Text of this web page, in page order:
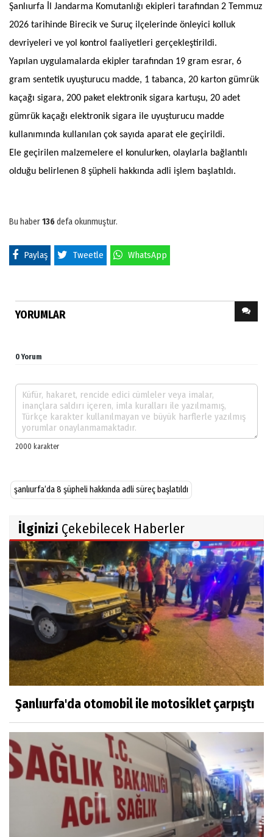
Şanlıurfa İl Jandarma Komutanlığı ekipleri tarafından 2 Temmuz
2026 tarihinde Birecik ve Suruç ilçelerinde önleyici kolluk
devriyeleri ve yol kontrol faaliyetleri gerçekleştirildi.
Yapılan uygulamalarda ekipler tarafından 19 gram esrar, 6
gram sentetik uyuşturucu madde, 1 tabanca, 20 karton gümrük
kaçağı sigara, 200 paket elektronik sigara kartuşu, 20 adet
gümrük kaçağı elektronik sigara ile uyuşturucu madde
kullanımında kullanılan çok sayıda aparat ele geçirildi.
Ele geçirilen malzemelere el konulurken, olaylarla bağlantılı
olduğu belirlenen 8 şüpheli hakkında adli işlem başlatıldı.
Bu haber136defa okunmuştur.
Paylaş Tweetle WhatsApp
YORUMLAR
0 Yorum
şanlıurfa’da 8 şüpheli hakkında adli süreç başlatıldı
İlginizi Çekebilecek Haberler
Şanlıurfa'da otomobil ile motosiklet çarpıştı